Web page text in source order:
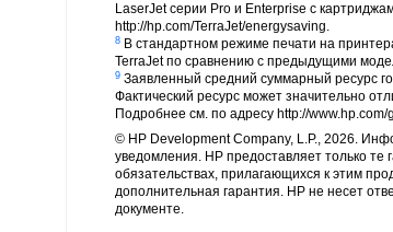
LaserJet серии Pro и Enterprise с
http://hp.com/TerraJet/energysaving.
8 В стандартном режиме печати на
TerraJet по сравнению с предыдущими
9 Заявленный средний суммарный ресурс
Фактический ресурс может значительно
Подробнее см. по адресу http://www.hp.com/
© HP Development Company, L.P., 2026.
уведомления. HP предоставляет только те
обязательствах, прилагающихся к этим
дополнительная гарантия. HP не несет
документе.